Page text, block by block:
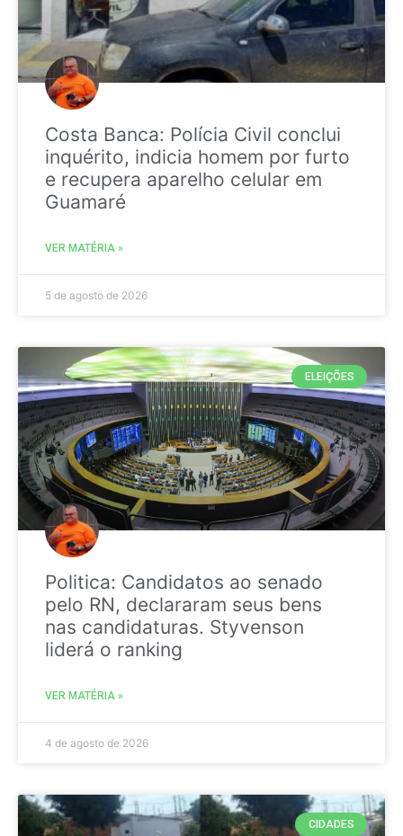
Costa Banca: Polícia Civil conclui
inquérito, indicia homem por furto
e recupera aparelho celular em
Guamaré
VER MATÉRIA »
5 de agosto de 2026
ELEIÇÕES
Politica: Candidatos ao senado
pelo RN, declararam seus bens
nas candidaturas. Styvenson
liderá o ranking
VER MATÉRIA »
4 de agosto de 2026
CIDADES